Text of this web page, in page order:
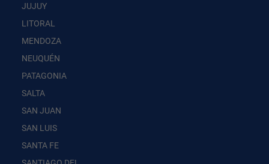
JUJUY
LITORAL
MENDOZA
NEUQUÉN
PATAGONIA
SALTA
SAN JUAN
SAN LUIS
SANTA FE